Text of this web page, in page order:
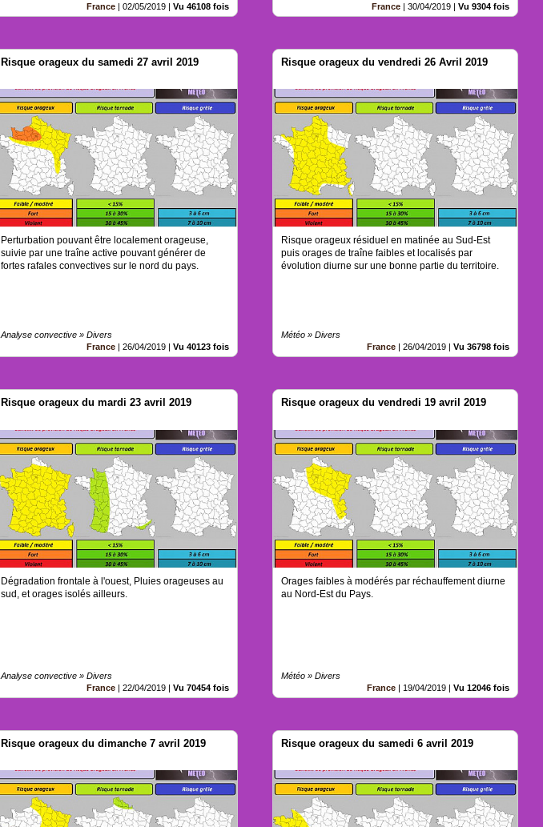
France |02/05/2019 |Vu 46108 fois
France |30/04/2019 |Vu 9304 fois
Risque orageux du samedi 27 avril 2019
Perturbation pouvant être localement orageuse,
suivie par une traîne active pouvant générer de
fortes rafales convectives sur le nord du pays.
Analyse convective » Divers
France |26/04/2019 |Vu 40123 fois
Risque orageux du vendredi 26 Avril 2019
Risque orageux résiduel en matinée au Sud-Est
puis orages de traîne faibles et localisés par
évolution diurne sur une bonne partie du territoire.
Météo » Divers
France |26/04/2019 |Vu 36798 fois
Risque orageux du mardi 23 avril 2019
Dégradation frontale à l'ouest, Pluies orageuses au
sud, et orages isolés ailleurs.
Analyse convective » Divers
France |22/04/2019 |Vu 70454 fois
Risque orageux du vendredi 19 avril 2019
Orages faibles à modérés par réchauffement diurne
au Nord-Est du Pays.
Météo » Divers
France | 19/04/2019 |Vu 12046 fois
Risque orageux du dimanche 7 avril 2019 Risque orageux du samedi 6 avril 2019